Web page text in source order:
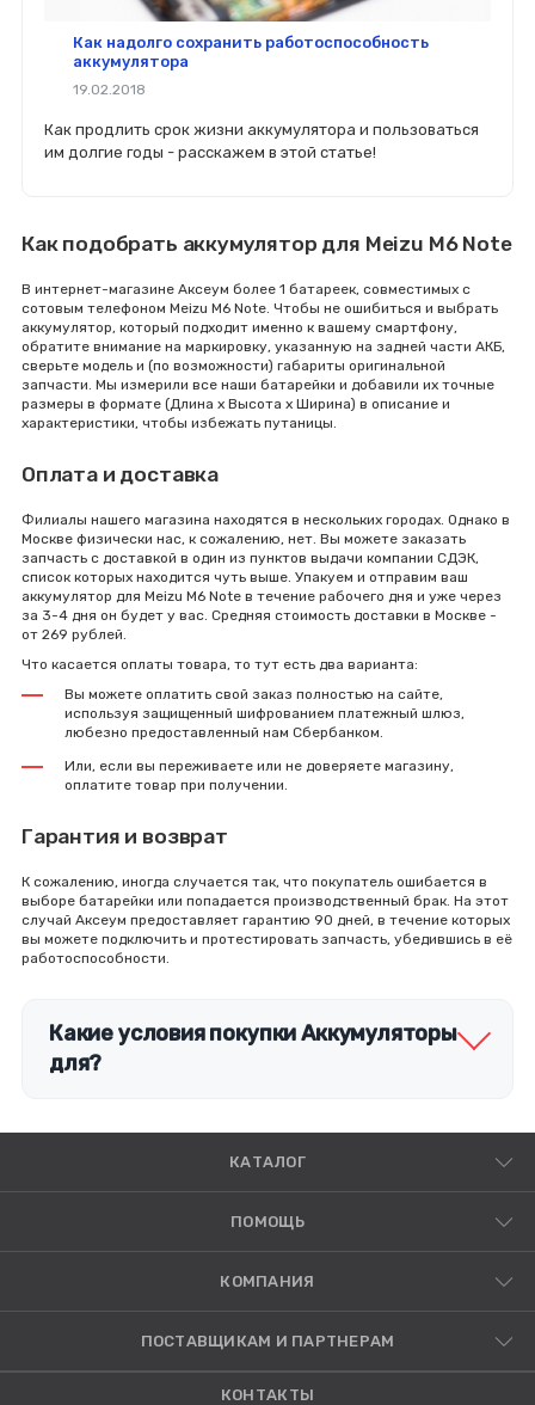
Как надолго сохранить работоспособность
аккумулятора
19.02.2018
Как продлить срок жизни аккумулятора и пользоваться
им долгие годы - расскажем в этой статье!
Как подобрать аккумулятор для Meizu M6 Note
В интернет-магазине Аксеум более 1 батареек, совместимых с
сотовым телефоном Meizu M6 Note. Чтобы не ошибиться и выбрать
аккумулятор, который подходит именно к вашему смартфону,
обратите внимание на маркировку, указанную на задней части АКБ,
сверьте модель и (по возможности) габариты оригинальной
запчасти. Мы измерили все наши батарейки и добавили их точные
размеры в формате (Длина x Высота x Ширина) в описание и
характеристики, чтобы избежать путаницы.
Оплата и доставка
Филиалы нашего магазина находятся в нескольких городах. Однако в
Москве физически нас, к сожалению, нет. Вы можете заказать
запчасть с доставкой в один из пунктов выдачи компании СДЭК,
список которых находится чуть выше. Упакуем и отправим ваш
аккумулятор для Meizu M6 Note в течение рабочего дня и уже через
за 3-4 дня он будет у вас. Средняя стоимость доставки в Москве -
от 269 рублей.
Что касается оплаты товара, то тут есть два варианта:
Вы можете оплатить свой заказ полностью на сайте,
используя защищенный шифрованием платежный шлюз,
любезно предоставленный нам Сбербанком.
Или, если вы переживаете или не доверяете магазину,
оплатите товар при получении.
Гарантия и возврат
К сожалению, иногда случается так, что покупатель ошибается в
выборе батарейки или попадается производственный брак. На этот
случай Аксеум предоставляет гарантию 90 дней, в течение которых
вы можете подключить и протестировать запчасть, убедившись в её
работоспособности.
Какие условия покупки Аккумуляторы
для?
КАТАЛОГ
ПОМОЩЬ
КОМПАНИЯ
ПОСТАВЩИКАМ И ПАРТНЕРАМ
КОНТАКТЫ